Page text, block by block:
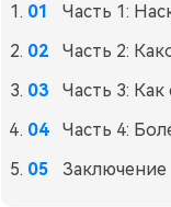
Часть 1:
Часть 2:
Часть 3:
Часть 4:
Заключение